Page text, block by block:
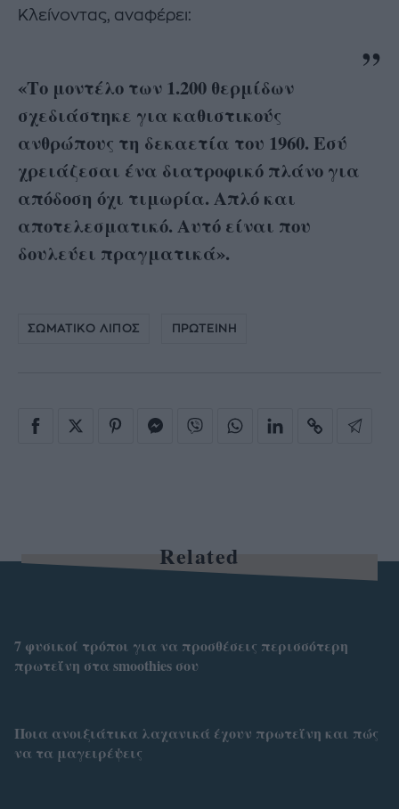
Κλείνοντας, αναφέρει:
«Το μοντέλο των 1.200 θερμίδων
σχεδιάστηκε για καθιστικούς
ανθρώπους τη δεκαετία του 1960. Εσύ
χρειάζεσαι ένα διατροφικό πλάνο για
απόδοση όχι τιμωρία. Απλό και
αποτελεσματικό. Αυτό είναι που
δουλεύει πραγματικά».
ΣΩΜΑΤΙΚΟ ΛΙΠΟΣ ΠΡΩΤΕΙΝΗ
Related
7 φυσικοί τρόποι για να προσθέσεις περισσότερη
πρωτεΐνη στα smoothies σου
Ποια ανοιξιάτικα λαχανικά έχουν πρωτεΐνη και πώς
να τα μαγειρέψεις